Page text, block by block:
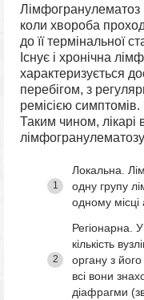
Лімфогранулематоз
коли хвороба
до її термінальної
Існує і хронічна
характеризується
перебігом, з
ремісією симптомів.
Таким чином, лікарі
Локальна.
одну групу
одному місці
Регіонарна.
кількість
органу з
всі вони
діафрагми